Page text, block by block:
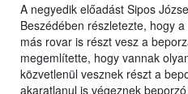
A negyedik előadást Sipos
Beszédében részletezte, hogy
más rovar is részt vesz a
megemlítette, hogy vannak
közvetlenül vesznek részt a
akaratlanul is végeznek